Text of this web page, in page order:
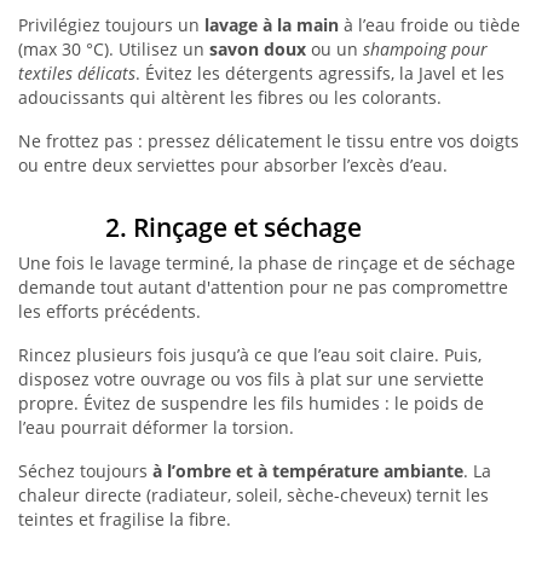
Privilégiez toujours un lavage à la main à l’eau froide ou tiède
(max 30 °C). Utilisez un savon doux ou un shampoing pour
textiles délicats. Évitez les détergents agressifs, la Javel et les
adoucissants qui altèrent les fibres ou les colorants.
Ne frottez pas : pressez délicatement le tissu entre vos doigts
ou entre deux serviettes pour absorber l’excès d’eau.
2. Rinçage et séchage
Une fois le lavage terminé, la phase de rinçage et de séchage
demande tout autant d'attention pour ne pas compromettre
les efforts précédents.
Rincez plusieurs fois jusqu’à ce que l’eau soit claire. Puis,
disposez votre ouvrage ou vos fils à plat sur une serviette
propre. Évitez de suspendre les fils humides : le poids de
l’eau pourrait déformer la torsion.
Séchez toujours à l’ombre et à température ambiante. La
chaleur directe (radiateur, soleil, sèche-cheveux) ternit les
teintes et fragilise la fibre.